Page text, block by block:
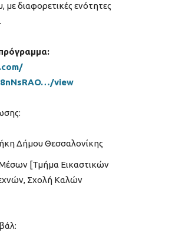
με διαφορετικές ενότητες
view
Δήμου Θεσσαλονίκης
[Τμήμα Εικαστικών
Σχολή Καλών